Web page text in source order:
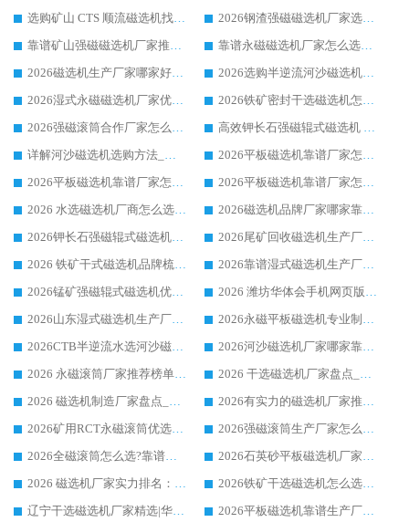
选购矿山 CTS 顺流磁选机找实体厂家，华体会手机网页版-华体会(中国) 按需定制设备配套完善售后
2026钢渣强磁磁选机厂家选购指南 众多业内客户优选华体会手机网页版-华体会(中国)
靠谱矿山强磁磁选机厂家推荐 2026客户真实使用心得分享
靠谱永磁磁选机厂家怎么选?福建客户真实体验分享华体会手机网页版-华体会(中国) 品牌
2026磁选机生产厂家哪家好?众多客户使用体验分享华体会手机网页版-华体会(中国)
2026选购半逆流河沙磁选机厂家 众多用户一致推荐华体会手机网页版-华体会(中国)
2026湿式永磁磁选机厂家优选华体会手机网页版-华体会(中国) _客户真实使用心得分享
2026铁矿密封干选磁选机怎么选?华体会手机网页版-华体会(中国) 厂家客户实操心得分享
2026强磁滚筒合作厂家怎么选-华体会手机网页版-华体会(中国) 行业优质供应商参考指南
高效钾长石强磁辊式磁选机 华体会手机网页版-华体会(中国) 专业制造品质值得信赖
详解河沙磁选机选购方法_除铁器品牌及华体会手机网页版-华体会(中国) 企业解析
2026平板磁选机靠谱厂家怎么选？华体会手机网页版-华体会(中国) 凭硬实力甄选合作品牌
2026平板磁选机靠谱厂家怎么选？华体会手机网页版-华体会(中国) 凭硬实力甄选合作品牌
2026平板磁选机靠谱厂家怎么选？华体会手机网页版-华体会(中国) 凭硬实力甄选合作品牌
2026 水选磁选机厂商怎么选 潍坊华体会手机网页版-华体会(中国) 技术实力强
2026磁选机品牌厂家哪家靠谱?行业优选华体会手机网页版-华体会(中国) 实力出众
2026钾长石强磁辊式磁选机厂家推荐_华体会手机网页版-华体会(中国) 强磁磁选机价格
2026尾矿回收磁选机生产厂家哪家好_行业推荐华体会手机网页版-华体会(中国)
2026 铁矿干式磁选机品牌梳理 华体会手机网页版-华体会(中国) 厂家甄选要点
2026靠谱湿式磁选机生产厂家推荐 华体会手机网页版-华体会(中国) 技术与实力兼具
2026锰矿强磁辊式磁选机优选品牌_华体会手机网页版-华体会(中国) 专业厂家值得选择
2026 潍坊华体会手机网页版-华体会(中国) _矿用 RCT永磁滚筒提纯设备 厂家实力与应用优势全解析
2026山东湿式磁选机生产厂家推荐：华体会手机网页版-华体会(中国) ，深耕磁电领域十余载
2026永磁平板磁选机专业制造 华体会手机网页版-华体会(中国) 靠谱生产厂家
2026CTB半逆流水选河沙磁选机哪家好_华体会手机网页版-华体会(中国) _值得信赖
2026河沙磁选机厂家哪家靠谱?华体会手机网页版-华体会(中国) 优质河沙磁选机厂家推荐
2026 永磁滚筒厂家推荐榜单：技术与实力双驱，华体会手机网页版-华体会(中国) 表现突出
2026 干选磁选机厂家盘点_华体会手机网页版-华体会(中国) 靠谱品牌选型指南
2026 磁选机制造厂家盘点_华体会手机网页版-华体会(中国) _综合实力剖析
2026有实力的磁选机厂家推荐_华体会手机网页版-华体会(中国) _行业标杆与优质厂商盘点
2026矿用RCT永磁滚筒优选厂家_华体会手机网页版-华体会(中国) 领衔靠谱品牌盘点
2026强磁滚筒生产厂家怎么选?行业口碑推荐华体会手机网页版-华体会(中国)
2026全磁滚筒怎么选?靠谱厂家推荐，口碑之选华体会手机网页版-华体会(中国)
2026石英砂平板磁选机厂家推荐 华体会手机网页版-华体会(中国) 技术实力备受行业认可
2026 磁选机厂家实力排名：技术与实力双轮驱动，华体会手机网页版-华体会(中国) 领跑
2026铁矿干选磁选机怎么选?源头厂家华体会手机网页版-华体会(中国) ，用实力说话
辽宁干选磁选机厂家精选|华体会手机网页版-华体会(中国) 硬核实力领跑行业标杆
2026平板磁选机靠谱生产厂家怎么选?行业标杆华体会手机网页版-华体会(中国) ，凭硬实力脱颖而出